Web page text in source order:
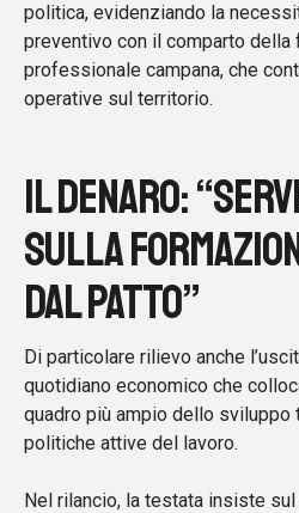
politica, evidenziando la
preventivo con il comparto della
professionale campana, che
operative sul territorio.
IL DENARO:
SULLA
DAL PATTO”
Di particolare rilievo anche
quotidiano economico che
quadro più ampio dello sviluppo
politiche attive del lavoro.
Nel rilancio, la testata insiste sul